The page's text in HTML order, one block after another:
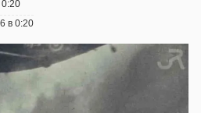
0:20
в 0:20